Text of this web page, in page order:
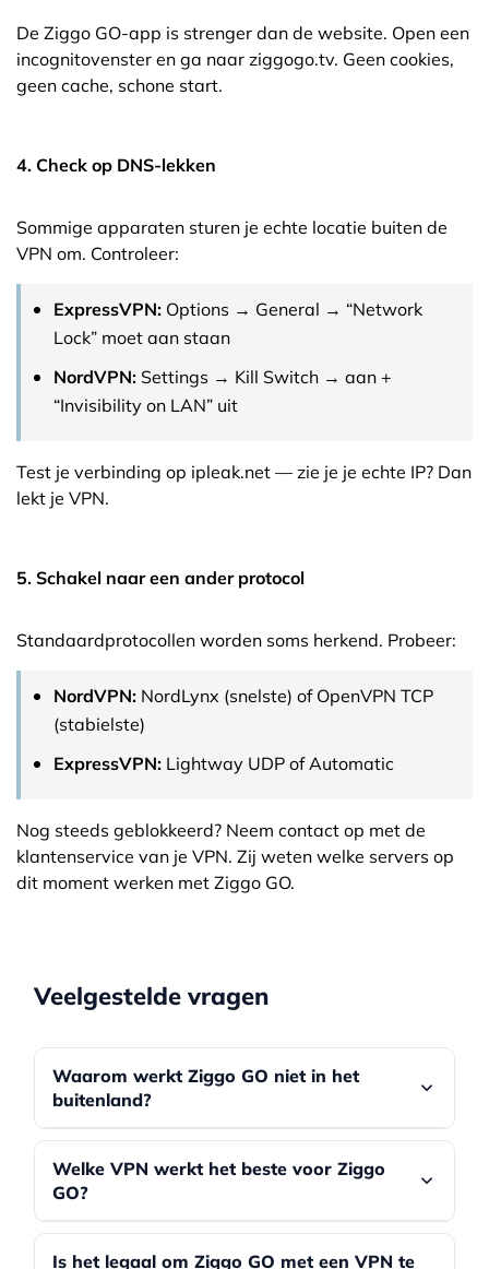
De Ziggo GO-app is strenger dan de website. Open een
incognitovenster en ga naar ziggogo.tv. Geen cookies,
geen cache, schone start.
4. Check op DNS-lekken
Sommige apparaten sturen je echte locatie buiten de
VPN om. Controleer:
ExpressVPN: Options → General → “Network
Lock” moet aan staan
NordVPN: Settings → Kill Switch → aan +
“Invisibility on LAN” uit
Test je verbinding op ipleak.net — zie je je echte IP? Dan
lekt je VPN.
5. Schakel naar een ander protocol
Standaardprotocollen worden soms herkend. Probeer:
NordVPN: NordLynx (snelste) of OpenVPN TCP
(stabielste)
ExpressVPN: Lightway UDP of Automatic
Nog steeds geblokkeerd? Neem contact op met de
klantenservice van je VPN. Zij weten welke servers op
dit moment werken met Ziggo GO.
Veelgestelde vragen
Waarom werkt Ziggo GO niet in het
buitenland?
beschikbaar binnen de EU en EER. Buiten deze
regio blokkeert de dienst toegang op basis van
je IP-adres en krijg je een foutmelding dat de
content niet beschikbaar is in jouw regio.
Welke VPN werkt het beste voor Ziggo
GO?
Is het legaal om Ziggo GO met een VPN te